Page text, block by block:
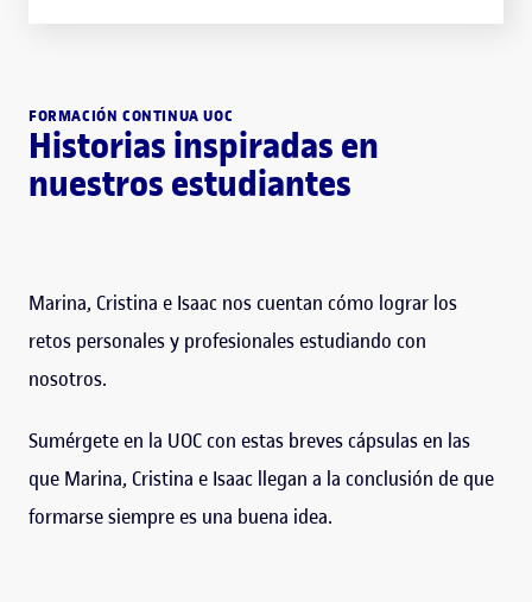
FORMACIÓN CONTINUA UOC
Historias inspiradas en
nuestros estudiantes
Marina, Cristina e Isaac nos cuentan cómo lograr los
retos personales y profesionales estudiando con
nosotros.
Sumérgete en la UOC con estas breves cápsulas en las
que Marina, Cristina e Isaac llegan a la conclusión de que
formarse siempre es una buena idea.